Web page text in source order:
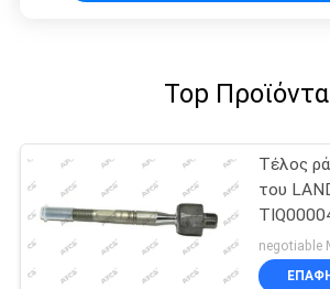
Top Προϊόντα
Τέλος
του
negotiable